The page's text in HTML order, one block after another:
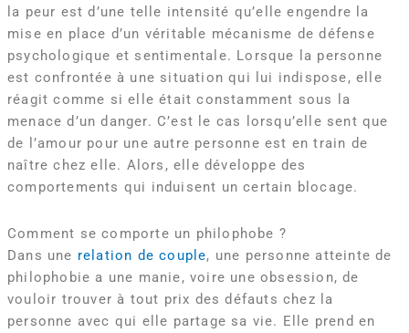
la peur est d’une telle intensité qu’elle engendre la
mise en place d’un véritable mécanisme de défense
psychologique et sentimentale. Lorsque la personne
est confrontée à une situation qui lui indispose, elle
réagit comme si elle était constamment sous la
menace d’un danger. C’est le cas lorsqu’elle sent que
de l’amour pour une autre personne est en train de
naître chez elle. Alors, elle développe des
comportements qui induisent un certain blocage.
Comment se comporte un philophobe ?
Dans une relation de couple, une personne atteinte de
philophobie a une manie, voire une obsession, de
vouloir trouver à tout prix des défauts chez la
personne avec qui elle partage sa vie. Elle prend en